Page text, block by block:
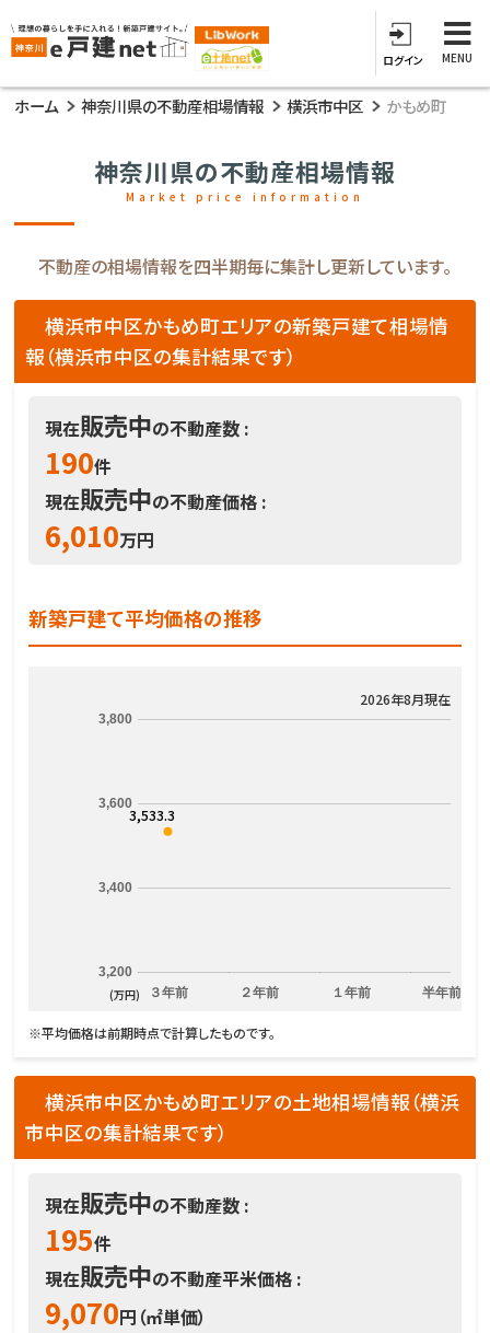
ログイン MENU
ホーム 神奈川県の不動産相場情報 横浜市中区 かもめ町
神奈川県の不動産相場情報
Market price information
不動産の相場情報を四半期毎に集計し更新しています。
横浜市中区かもめ町エリアの新築戸建て相場情
報（横浜市中区の集計結果です）
現在販売中の不動産数 :
190件
現在販売中の不動産価格 :
6,010万円
新築戸建て平均価格の推移
2026年8月現在
３年前 ２年前 １年前 半年前
3,200
3,400
3,600
3,800
3,533.3
(万円)
※平均価格は前期時点で計算したものです。
横浜市中区かもめ町エリアの土地相場情報（横浜
市中区の集計結果です）
現在販売中の不動産数 :
195件
現在販売中の不動産平米価格 :
9,070円（㎡単価）